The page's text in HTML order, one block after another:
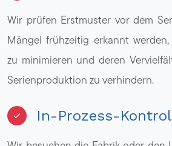
Wir prüfen Erstmuster vor dem
Mängel frühzeitig erkannt
zu minimieren und deren
Serienproduktion zu verhindern.
In-Prozess-